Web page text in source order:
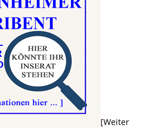
[Weiter